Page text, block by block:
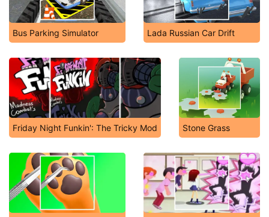
Bus Parking Simulator Lada Russian Car Drift
Friday Night Funkin': The Tricky Mod Stone Grass